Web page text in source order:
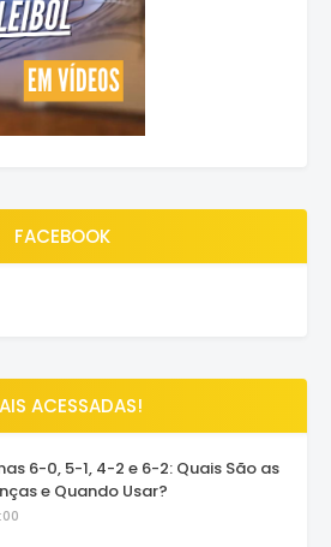
FACEBOOK
ACESSADAS!
6-0, 5-1, 4-2 e 6-2: Quais São as
e Quando Usar?